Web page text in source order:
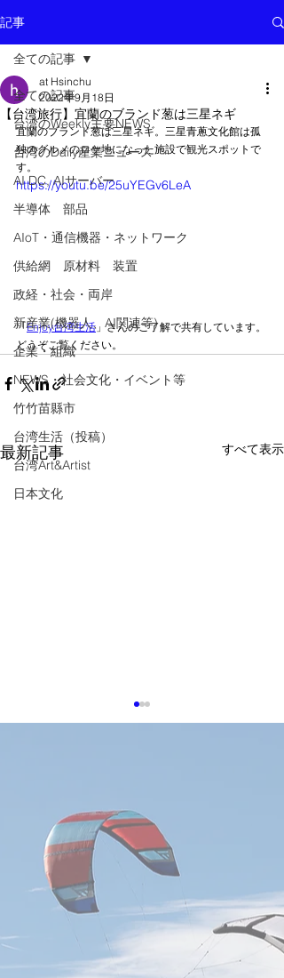
記事
全ての記事
台湾のWeekly主要NEWS
台湾のDaily産業ニュース
AI DC, AIサーバー
半導体 部品
AIoT・通信機器・ネットワーク
供給網 原材料 装置
政経・社会・両岸
新産業(機器人、AI関連等)
企業・組織
NEWS・社会文化・イベント等
竹竹苗縣市
台湾生活（投稿）
台湾Art&Artist
日本文化
全ての記事
【台湾旅行】宜蘭のブランド葱は三星ネギ
at Hsinchu
2022年9月18日
宜蘭のブランド葱は三星ネギ。三星青蔥文化館は孤
独のグルメのロケ地になった施設で観光スポットで
す。
https://youtu.be/25uYEGv6LeA
「Enjoy台湾生活 」さんのご了解で共有しています。
どうぞご覧ください。
最新記事 すべて表示
Foxconn、7月売上が過去最
高】 日付2026年8月5日 鴻海
の7月売上高は9,465億台湾ド
ルとなり、月間過去最高を更
新しました。前年同月比
54.2％増で、AIサーバーを含
むクラウド・ネットワーク製
品が成長を牽引。第3四半期